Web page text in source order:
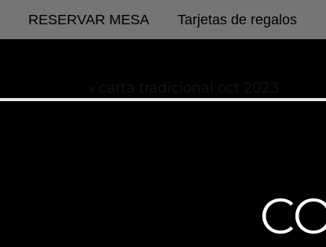
RESERVAR MESA Tarjetas de regalos